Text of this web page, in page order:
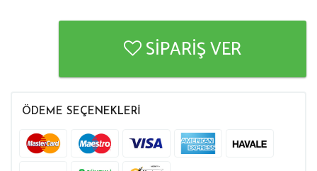
SİPARİŞ VER
ÖDEME SEÇENEKLERİ